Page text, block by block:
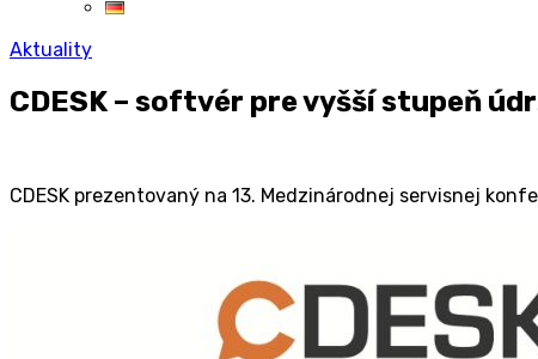
Aktuality
CDESK – softvér pre vyšší stupeň
CDESK prezentovaný na 13. Medzinárodnej servisnej